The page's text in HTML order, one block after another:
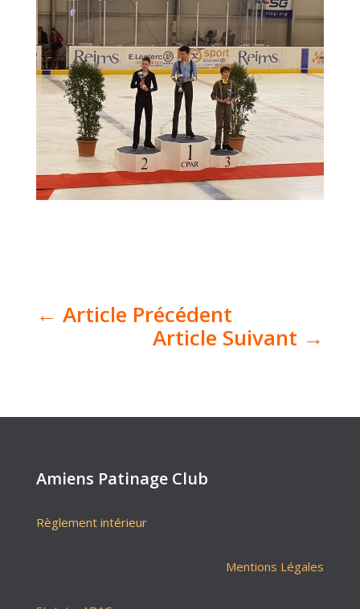
← Article Précédent
Article Suivant →
Amiens Patinage Club
Règlement intérieur
Mentions Légales